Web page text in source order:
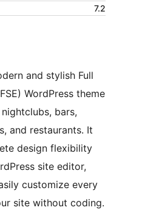
7.2
and stylish Full
WordPress theme
bars,
and restaurants. It
design flexibility
site editor,
customize every
site without coding.